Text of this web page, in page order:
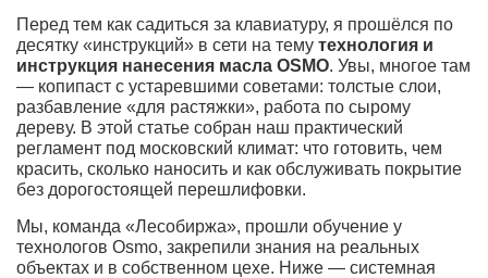
Перед тем как садиться за клавиатуру, я прошёлся по
десятку «инструкций» в сети на тему технология и
инструкция нанесения масла OSMO. Увы, многое там
— копипаст с устаревшими советами: толстые слои,
разбавление «для растяжки», работа по сырому
дереву. В этой статье собран наш практический
регламент под московский климат: что готовить, чем
красить, сколько наносить и как обслуживать покрытие
без дорогостоящей перешлифовки.
Мы, команда «Лесобиржа», прошли обучение у
технологов Osmo, закрепили знания на реальных
объектах и в собственном цехе. Ниже — системная